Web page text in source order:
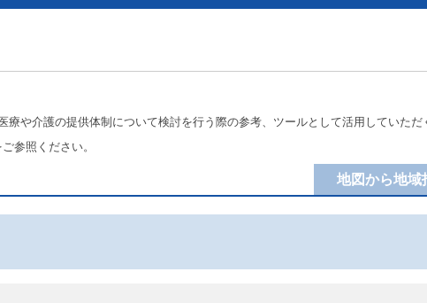
や介護の提供体制について検討を行う際の参考、ツールとして活用していただ
ご参照ください。
地図から地域